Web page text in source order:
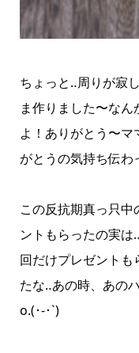
ちょっと‥周りが寂
ま作りました〜な
よ！ありがとう〜マ
がとうの気持ち伝わ
この反抗期真っ只
ントもらったの実
回だけプレゼント
たな‥あの時、あの
o.(･-･`)